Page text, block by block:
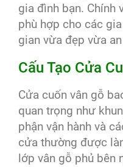
gia đình bạn. Chính
phù hợp cho các
gian vừa đẹp vừa
Cấu Tạo Cửa
Cửa cuốn vân gỗ
quan trọng như
phận vận hành và
cửa thường được
lớp vân gỗ phủ bên